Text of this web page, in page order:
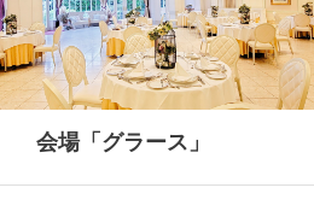
会場「グラース」